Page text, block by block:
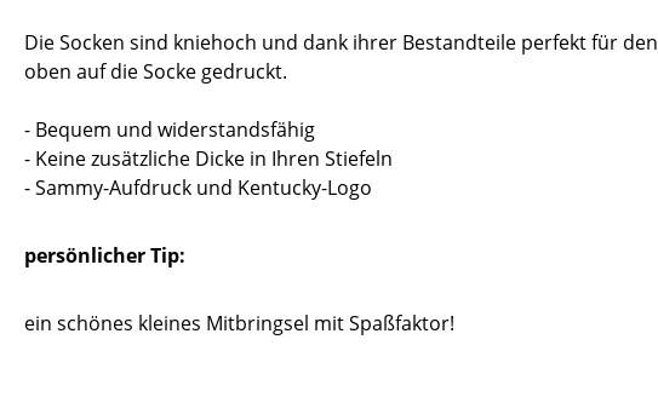
Die Socken sind kniehoch und dank ihrer Bestandteile perfekt für
oben auf die Socke gedruckt.
- Bequem und widerstandsfähig
- Keine zusätzliche Dicke in Ihren Stiefeln
- Sammy-Aufdruck und Kentucky-Logo
persönlicher Tip:
ein schönes kleines Mitbringsel mit Spaßfaktor!